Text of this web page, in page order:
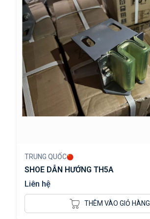
TRUNG QUỐC
SHOE DẪN HƯỚNG TH5A
Liên hệ
THÊM VÀO GIỎ HÀNG